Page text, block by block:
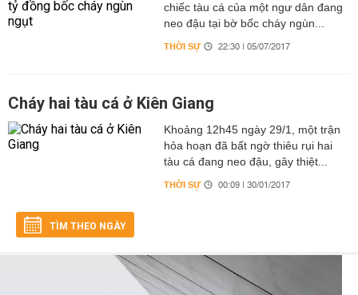
chiếc tàu cá của một ngư dân đang
neo đậu tại bờ bốc cháy ngùn...
THỜI SỰ 22:30 | 05/07/2017
​Cháy hai tàu cá ở Kiên Giang
Khoảng 12h45 ngày 29/1, một trận
hỏa hoạn đã bất ngờ thiêu rụi hai
tàu cá đang neo đậu, gây thiệt...
THỜI SỰ 00:09 | 30/01/2017
TÌM THEO NGÀY